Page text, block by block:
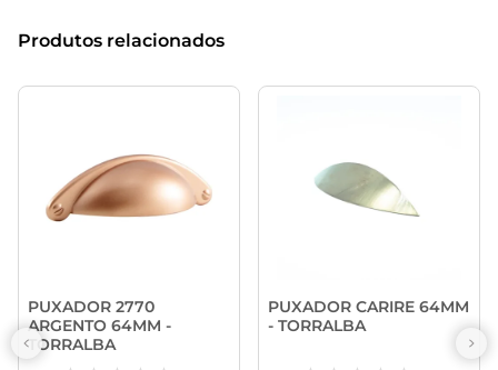
Produtos relacionados
PUXADOR 2770
ARGENTO 64MM -
TORRALBA
PUXADOR CARIRE 64MM
- TORRALBA